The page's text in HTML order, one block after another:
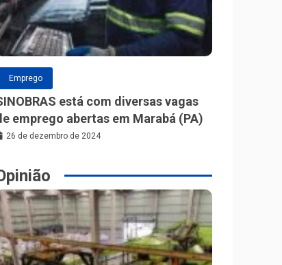
Emprego
está com diversas vagas
emprego abertas em Marabá (PA)
26 de dezembro de 2024